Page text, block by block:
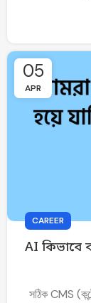
05
APR
CAREER
AI কিভাবে
সঠিক CMS